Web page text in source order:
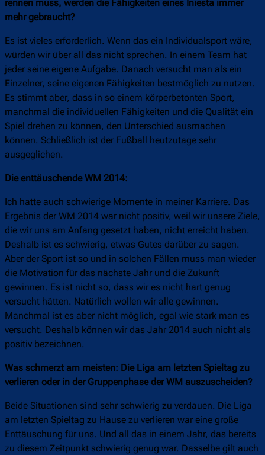
rennen muss, werden die Fähigkeiten eines Iniesta immer
mehr gebraucht?
Es ist vieles erforderlich. Wenn das ein Individualsport wäre,
würden wir über all das nicht sprechen. In einem Team hat
jeder seine eigene Aufgabe. Danach versucht man als ein
Einzelner, seine eigenen Fähigkeiten bestmöglich zu nutzen.
Es stimmt aber, dass in so einem körperbetonten Sport,
manchmal die individuellen Fähigkeiten und die Qualität ein
Spiel drehen zu können, den Unterschied ausmachen
können. Schließlich ist der Fußball heutzutage sehr
ausgeglichen.
Die enttäuschende WM 2014:
Ich hatte auch schwierige Momente in meiner Karriere. Das
Ergebnis der WM 2014 war nicht positiv, weil wir unsere Ziele,
die wir uns am Anfang gesetzt haben, nicht erreicht haben.
Deshalb ist es schwierig, etwas Gutes darüber zu sagen.
Aber der Sport ist so und in solchen Fällen muss man wieder
die Motivation für das nächste Jahr und die Zukunft
gewinnen. Es ist nicht so, dass wir es nicht hart genug
versucht hätten. Natürlich wollen wir alle gewinnen.
Manchmal ist es aber nicht möglich, egal wie stark man es
versucht. Deshalb können wir das Jahr 2014 auch nicht als
positiv bezeichnen.
Was schmerzt am meisten: Die Liga am letzten Spieltag zu
verlieren oder in der Gruppenphase der WM auszuscheiden?
Beide Situationen sind sehr schwierig zu verdauen. Die Liga
am letzten Spieltag zu Hause zu verlieren war eine große
Enttäuschung für uns. Und all das in einem Jahr, das bereits
zu diesem Zeitpunkt schwierig genug war. Dasselbe gilt auch